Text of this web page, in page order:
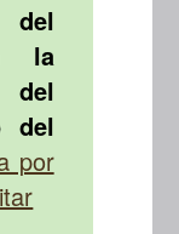
del
la
del
por